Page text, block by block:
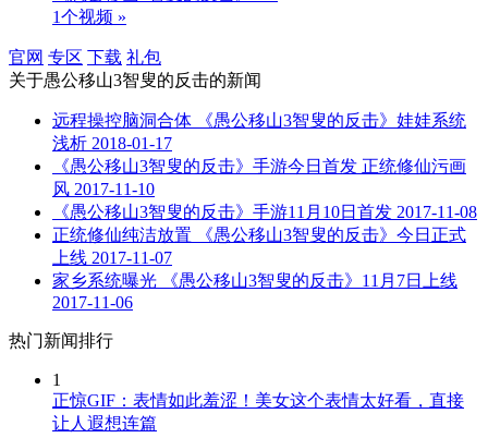
1个视频 »
官网 专区 下载 礼包
关于愚公移山3智叟的反击的新闻
远程操控脑洞合体 《愚公移山3智叟的反击》娃娃系统
浅析 2018-01-17
《愚公移山3智叟的反击》手游今日首发 正统修仙污画
风 2017-11-10
《愚公移山3智叟的反击》手游11月10日首发 2017-11-08
正统修仙纯洁放置 《愚公移山3智叟的反击》今日正式
上线 2017-11-07
家乡系统曝光 《愚公移山3智叟的反击》11月7日上线
2017-11-06
热门新闻排行
1
正惊GIF：表情如此羞涩！美女这个表情太好看，直接
让人遐想连篇